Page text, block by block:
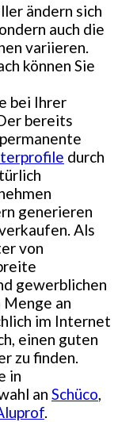
ändern sich
auch die
variieren.
können Sie
bei Ihrer
bereits
durch
generieren
Als
von
gewerblichen
an
im Internet
einen guten
zu finden.
in
an Schüco,
.